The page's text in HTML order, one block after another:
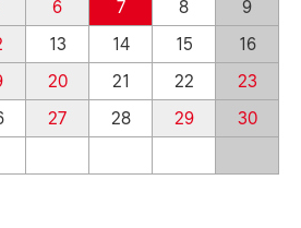
6 7 8
9
13 14 15
16
20 21 22
23
27 28 29
30